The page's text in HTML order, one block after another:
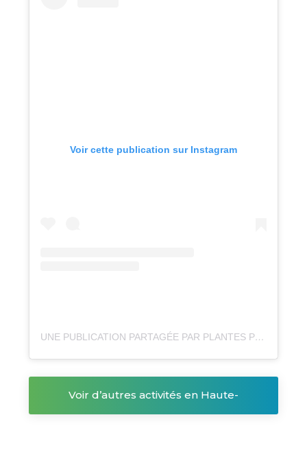
Voir cette publication sur Instagram
UNE PUBLICATION PARTAGÉE PAR PLANTES POUR TOUS (@PLANTESPOURTOUS)
Voir d’autres activités en Haute-